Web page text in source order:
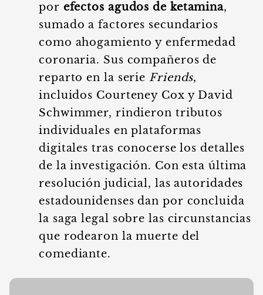
por efectos agudos de ketamina,
sumado a factores secundarios
como ahogamiento y enfermedad
coronaria. Sus compañeros de
reparto en la serie Friends,
incluidos Courteney Cox y David
Schwimmer, rindieron tributos
individuales en plataformas
digitales tras conocerse los detalles
de la investigación. Con esta última
resolución judicial, las autoridades
estadounidenses dan por concluida
la saga legal sobre las circunstancias
que rodearon la muerte del
comediante.